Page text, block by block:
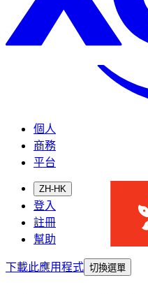
個人
商務
平台
ZH-HK
登入
註冊
幫助
下載此應用程式 切換選單